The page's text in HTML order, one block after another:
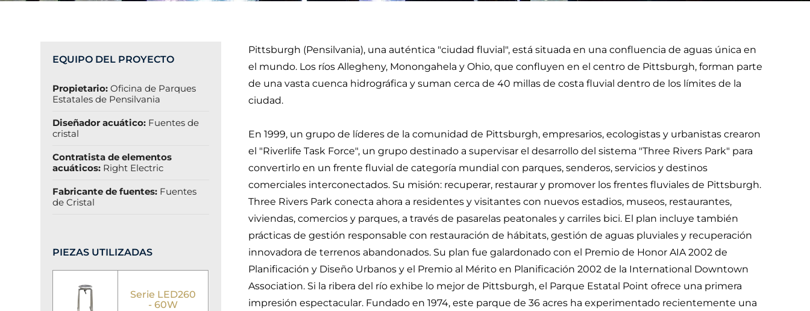
EQUIPO DEL PROYECTO
Propietario:Oficina de Parques
Estatales de Pensilvania
Diseñador acuático: Fuentes de
cristal
Contratista de elementos
acuáticos: Right Electric
Fabricante de fuentes: Fuentes
de Cristal
PIEZAS UTILIZADAS
Serie LED260
- 60W
Pittsburgh (Pensilvania), una auténtica "ciudad fluvial", está situada en una confluencia de aguas única en
el mundo. Los ríos Allegheny, Monongahela y Ohio, que confluyen en el centro de Pittsburgh, forman parte
de una vasta cuenca hidrográfica y suman cerca de 40 millas de costa fluvial dentro de los límites de la
ciudad.
En 1999, un grupo de líderes de la comunidad de Pittsburgh, empresarios, ecologistas y urbanistas crearon
el "Riverlife Task Force", un grupo destinado a supervisar el desarrollo del sistema "Three Rivers Park" para
convertirlo en un frente fluvial de categoría mundial con parques, senderos, servicios y destinos
comerciales interconectados. Su misión: recuperar, restaurar y promover los frentes fluviales de Pittsburgh.
Three Rivers Park conecta ahora a residentes y visitantes con nuevos estadios, museos, restaurantes,
viviendas, comercios y parques, a través de pasarelas peatonales y carriles bici. El plan incluye también
prácticas de gestión responsable con restauración de hábitats, gestión de aguas pluviales y recuperación
innovadora de terrenos abandonados. Su plan fue galardonado con el Premio de Honor AIA 2002 de
Planificación y Diseño Urbanos y el Premio al Mérito en Planificación 2002 de la International Downtown
Association. Si la ribera del río exhibe lo mejor de Pittsburgh, el Parque Estatal Point ofrece una primera
impresión espectacular. Fundado en 1974, este parque de 36 acres ha experimentado recientemente una